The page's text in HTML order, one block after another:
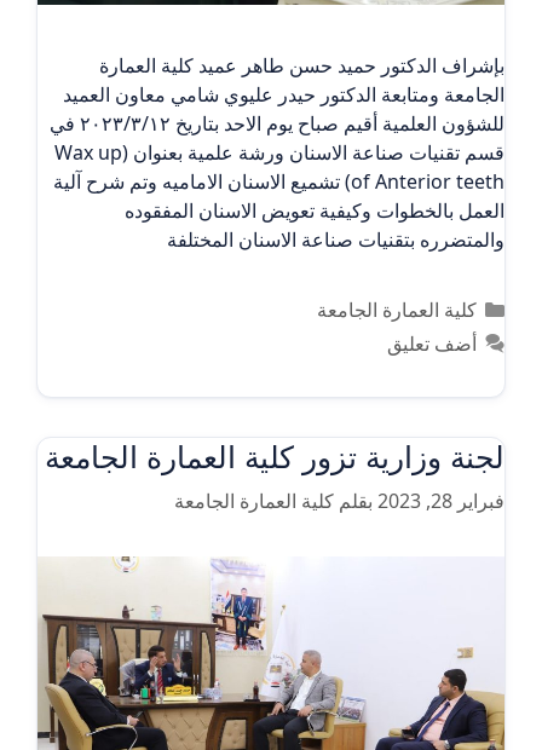
بإشراف الدكتور حميد حسن طاهر عميد كلية العمارة
الجامعة ومتابعة الدكتور حيدر عليوي شامي معاون العميد
للشؤون العلمية أقيم صباح يوم الاحد بتاريخ ٢٠٢٣/٣/١٢ في
قسم تقنيات صناعة الاسنان ورشة علمية بعنوان (Wax up
of Anterior teeth) تشميع الاسنان الاماميه وتم شرح آلية
العمل بالخطوات وكيفية تعويض الاسنان المفقوده
والمتضرره بتقنيات صناعة الاسنان المختلفة
التصنيفات
كلية العمارة الجامعة
أضف تعليق
لجنة وزارية تزور كلية العمارة الجامعة
فبراير 28, 2023 بقلم كلية العمارة الجامعة